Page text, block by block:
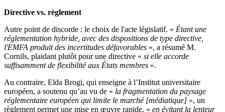
Directive vs. règlement
Autre point de discorde : le choix de l'acte législatif. « Étant une
réglementation hybride, avec des dispositions de type directive,
l'EMFA produit des incertitudes défavorables », a résumé M.
Cornils, plaidant plutôt pour une directive « si elle accorde
suffisamment de flexibilité aux États membres ».
Au contraire, Elda Brogi, qui enseigne à l’Institut universitaire
européen, a soutenu qu’au vu de « la fragmentation du paysage
réglementaire européen qui limite le marché [médiatique] », un
règlement permet une mise en œuvre rapide, « en évitant la lenteur